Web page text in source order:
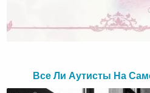
Все Ли Аутисты На